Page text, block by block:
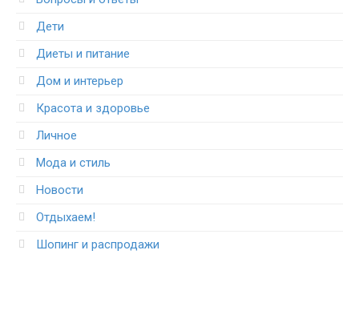
Дети
Диеты и питание
Дом и интерьер
Красота и здоровье
Личное
Мода и стиль
Новости
Отдыхаем!
Шопинг и распродажи